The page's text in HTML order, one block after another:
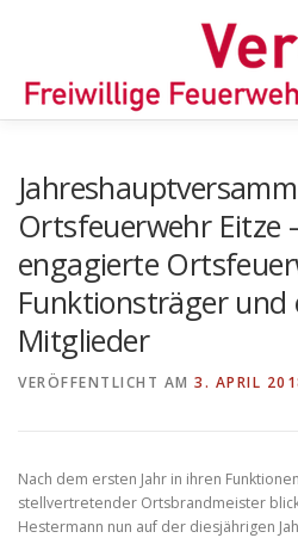
ORTSFEUERWEHREN
KINDER-/JUGENDFEUERWEHR
Ortsfeuerwehr Eitze
engagierte
Funktionsträger
Mitglieder
VERÖFFENTLICHT AM 3. APRIL
Nach dem ersten Jahr in ihren
stellvertretender Ortsbrandmeister
Hestermann nun auf der diesjährigen